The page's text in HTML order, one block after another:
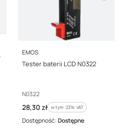
PRODUCENT
EMOS
Tester baterii LCD N0322
Kod producenta
N0322
Cena brutto
28,30 zł w tym %s VAT
w tym 23% VAT
Dostępność:Dostępne